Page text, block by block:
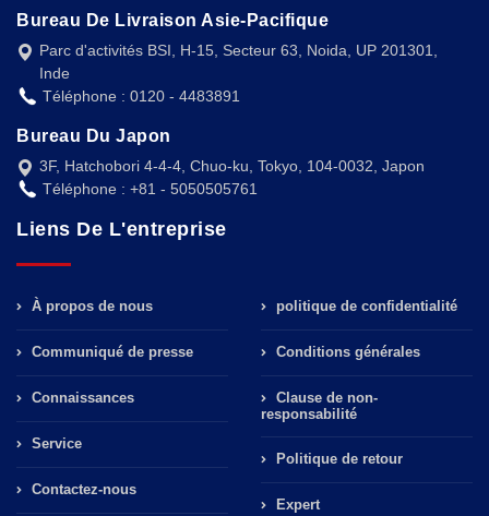
Bureau De Livraison Asie-Pacifique
Parc d'activités BSI, H-15, Secteur 63, Noida, UP 201301,
Inde
Téléphone : 0120 - 4483891
Bureau Du Japon
3F, Hatchobori 4-4-4, Chuo-ku, Tokyo, 104-0032, Japon
Téléphone : +81 - 5050505761
Liens De L'entreprise
À propos de nous
Communiqué de presse
Connaissances
Service
Contactez-nous
politique de confidentialité
Conditions générales
Clause de non-
responsabilité
Politique de retour
Expert